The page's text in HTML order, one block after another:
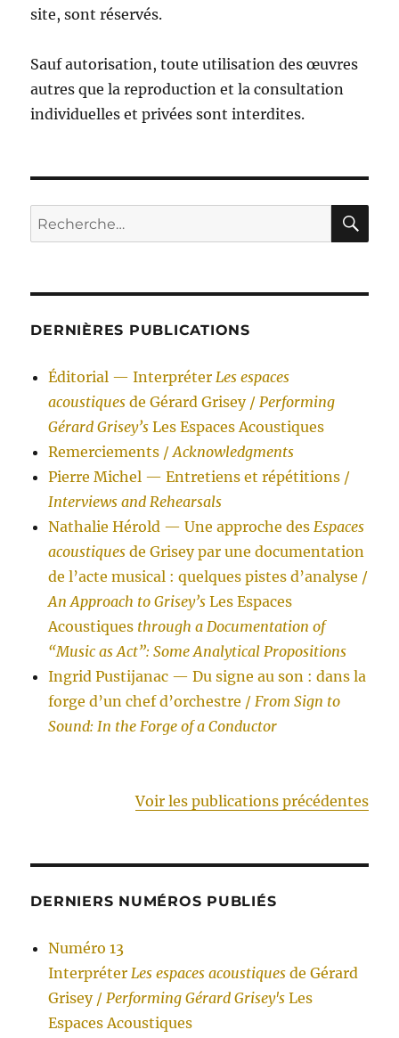
site, sont réservés.
Sauf autorisation, toute utilisation des œuvres
autres que la reproduction et la consultation
individuelles et privées sont interdites.
Recherche
pour :
DERNIÈRES PUBLICATIONS
Éditorial — InterpréterLes espaces
acoustiques de Gérard Grisey /Performing
Gérard Grisey’sLes Espaces Acoustiques
Remerciements /Acknowledgments
Pierre Michel — Entretiens et répétitions /
Interviews and Rehearsals
Nathalie Hérold — Une approche desEspaces
acoustiques de Grisey par une documentation
de l’acte musical : quelques pistes d’analyse /
An Approach to Grisey’s Les Espaces
Acoustiques through a Documentation of
“Music as Act”: Some Analytical Propositions
Ingrid Pustijanac — Du signe au son : dans la
forge d’un chef d’orchestre /From Sign to
Sound: In the Forge of a Conductor
Voir les publications précédentes
DERNIERS NUMÉROS PUBLIÉS
Numéro 13
InterpréterLes espaces acoustiques de Gérard
Grisey /Performing Gérard Grisey's Les
Espaces Acoustiques